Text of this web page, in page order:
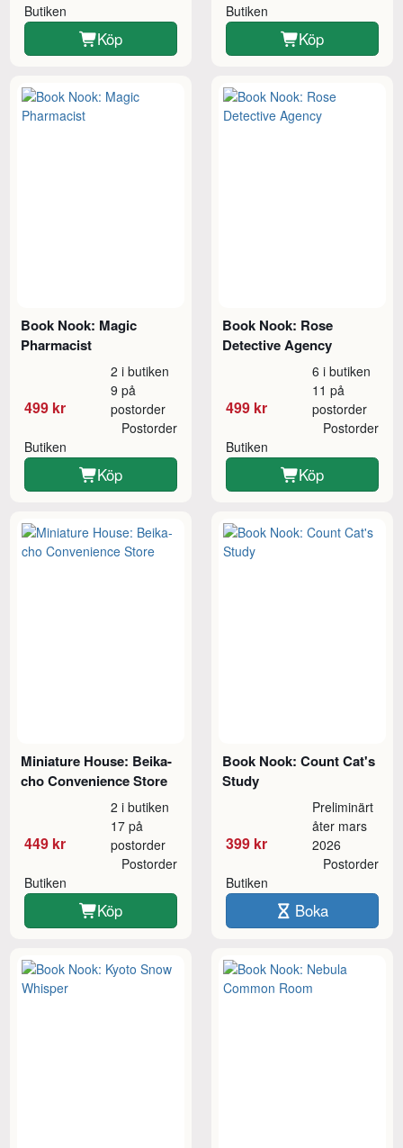
Butiken
Köp
Butiken
Köp
Book Nook: Magic
Pharmacist
499 kr
2 i butiken
9 på
postorder
Butiken
Postorder
Köp
Book Nook: Rose
Detective Agency
499 kr
6 i butiken
11 på
postorder
Butiken
Postorder
Köp
Miniature House: Beika-
cho Convenience Store
449 kr
2 i butiken
17 på
postorder
Butiken
Postorder
Köp
Book Nook: Count Cat's
Study
399 kr
Preliminärt
åter mars
2026
Butiken
Postorder
Boka